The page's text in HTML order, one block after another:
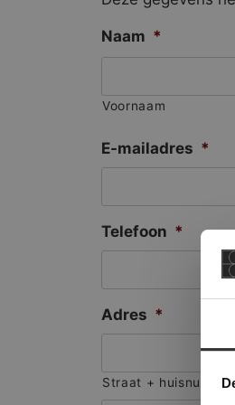
Naam *
Voornaam
E-mailadres *
Telefoon *
Adres *
Straat +